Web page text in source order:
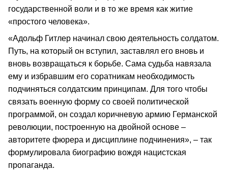
государственной воли и в то же время как житие
«простого человека».
«Адольф Гитлер начинал свою деятельность солдатом.
Путь, на который он вступил, заставлял его вновь и
вновь возвращаться к борьбе. Сама судьба навязала
ему и избравшим его соратникам необходимость
подчиняться солдатским принципам. Для того чтобы
связать военную форму со своей политической
программой, он создал коричневую армию Германской
революции, построенную на двойной основе –
авторитете фюрера и дисциплине подчинения», – так
формулировала биографию вождя нацистская
пропаганда.